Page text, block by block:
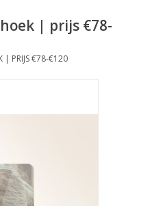
| prijs €78-
| PRIJS €78-€120